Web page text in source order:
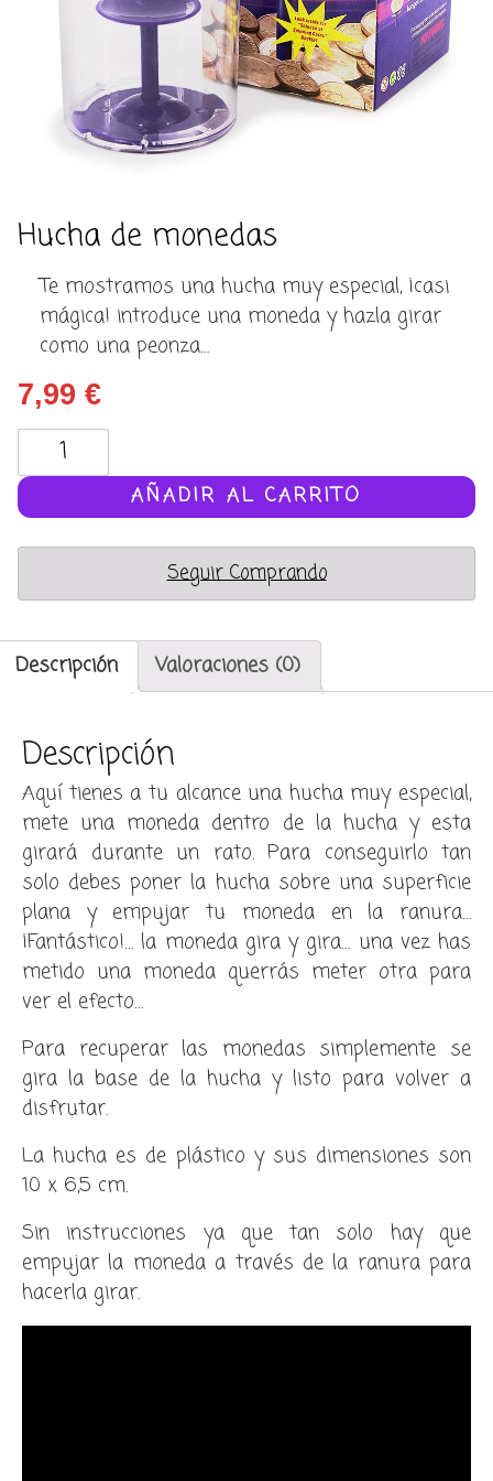
Hucha de monedas
Te mostramos una hucha muy especial, ¡casi
mágica! introduce una moneda y hazla girar
como una peonza…
7,99 €
Hucha
monedas
cantidad
AÑADIR AL CARRITO
Seguir Comprando
Descripción Valoraciones (0)
Descripción
Aquí tienes a tu alcance una hucha muy especial,
mete una moneda dentro de la hucha y esta
girará durante un rato. Para conseguirlo tan
solo debes poner la hucha sobre una superficie
plana y empujar tu moneda en la ranura…
¡Fantástico!… la moneda gira y gira… una vez has
metido una moneda querrás meter otra para
ver el efecto…
Para recuperar las monedas simplemente se
gira la base de la hucha y listo para volver a
disfrutar.
La hucha es de plástico y sus dimensiones son
10 x 6,5 cm.
Sin instrucciones ya que tan solo hay que
empujar la moneda a través de la ranura para
hacerla girar.